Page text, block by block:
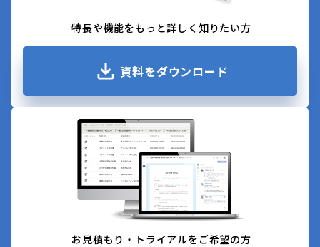
特長や機能をもっと詳しく知りたい方
資料をダウンロード
お見積もり・トライアルをご希望の方